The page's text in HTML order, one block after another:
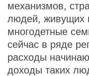
механизмов,
людей, живущих
многодетные
сейчас в ряде
расходы
доходы таких